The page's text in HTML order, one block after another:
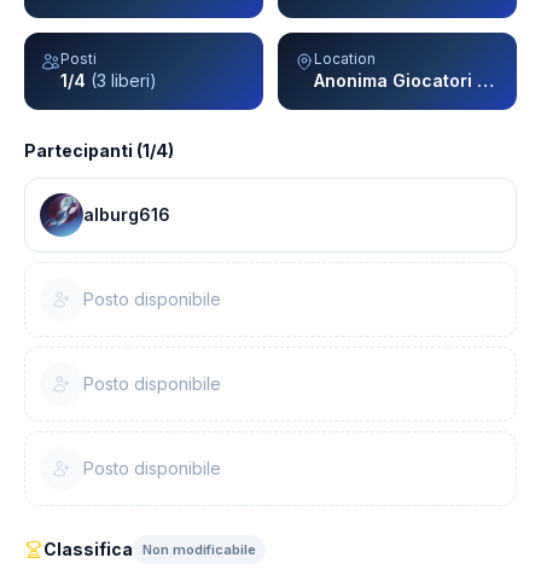
Posti
1/4 (3 liberi)
Location
Anonima Giocatori - Milano
Partecipanti (1/4)
alburg616
Posto disponibile
Posto disponibile
Posto disponibile
Classifica Non modificabile